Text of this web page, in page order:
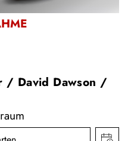
/ David Dawson /